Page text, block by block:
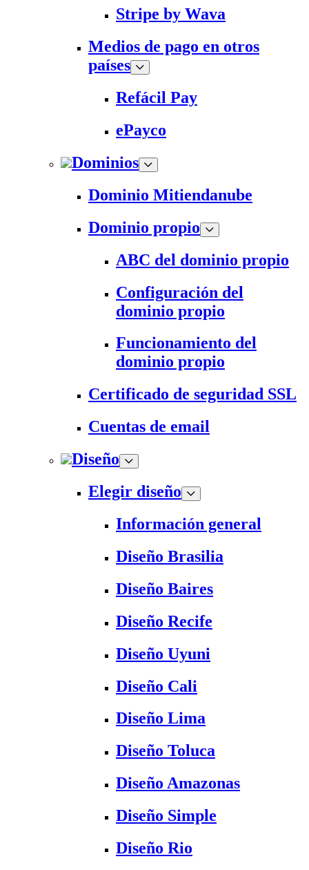
Stripe by Wava
Medios de pago en otros
países
Refácil Pay
ePayco
Dominios
Dominio Mitiendanube
Dominio propio
ABC del dominio propio
Configuración del
dominio propio
Funcionamiento del
dominio propio
Certificado de seguridad SSL
Cuentas de email
Diseño
Elegir diseño
Información general
Diseño Brasilia
Diseño Baires
Diseño Recife
Diseño Uyuni
Diseño Cali
Diseño Lima
Diseño Toluca
Diseño Amazonas
Diseño Simple
Diseño Rio